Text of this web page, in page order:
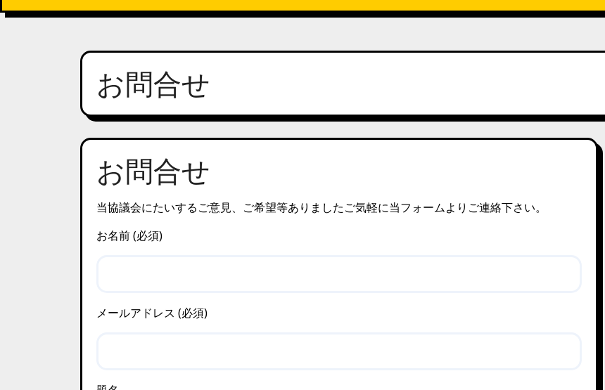
お問合せ
お問合せ
当協議会にたいするご意見、ご希望等ありましたご気軽に当フォームよりご連絡下さい。
お名前 (必須)
メールアドレス (必須)